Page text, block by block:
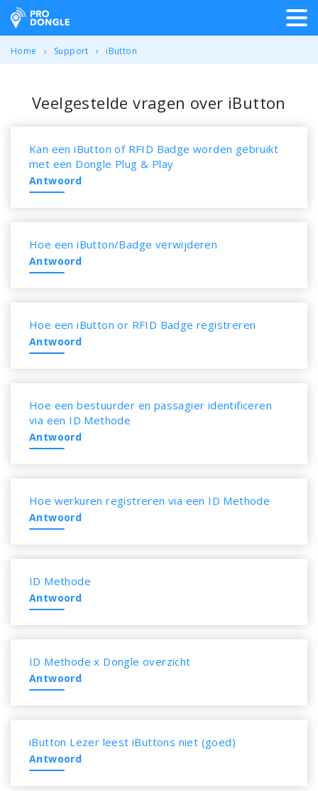
ProDongle Track & Trace
Home Support iButton
Veelgestelde vragen over iButton
Kan een iButton of RFID Badge worden gebruikt
met een Dongle Plug & Play
Antwoord
Hoe een iButton/Badge verwijderen
Antwoord
Hoe een iButton or RFID Badge registreren
Antwoord
Hoe een bestuurder en passagier identificeren
via een ID Methode
Antwoord
Hoe werkuren registreren via een ID Methode
Antwoord
ID Methode
Antwoord
ID Methode x Dongle overzicht
Antwoord
iButton Lezer leest iButtons niet (goed)
Antwoord